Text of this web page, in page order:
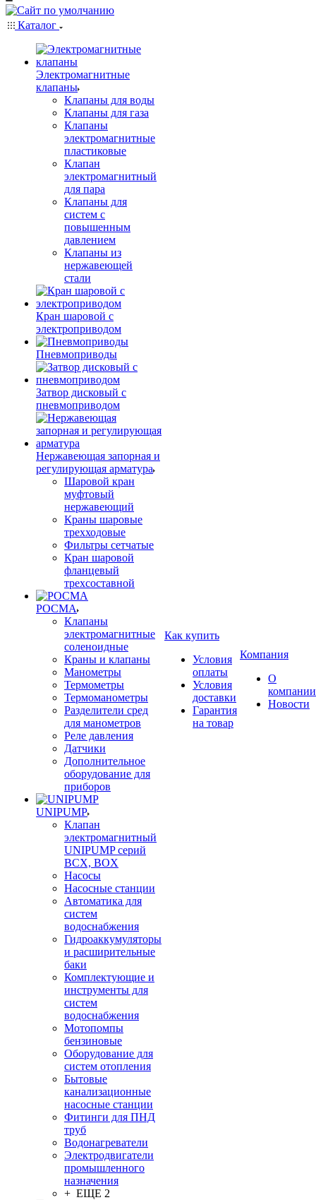
Каталог
Электромагнитные
клапаны
Клапаны для воды
Клапаны для газа
Клапаны
электромагнитные
пластиковые
Клапан
электромагнитный
для пара
Клапаны для
систем с
повышенным
давлением
Клапаны из
нержавеющей
стали
Кран шаровой с
электроприводом
Пневмоприводы
Затвор дисковый с
пневмоприводом
Нержавеющая запорная и
регулирующая арматура
Шаровой кран
муфтовый
нержавеющий
Краны шаровые
трехходовые
Фильтры сетчатые
Кран шаровой
фланцевый
трехсоставной
РОСМА
Клапаны
электромагнитные
соленоидные
Краны и клапаны
Манометры
Термометры
Термоманометры
Разделители сред
для манометров
Реле давления
Датчики
Дополнительное
оборудование для
приборов
UNIPUMP
Клапан
электромагнитный
UNIPUMP серий
BCX, BOX
Насосы
Насосные станции
Автоматика для
систем
водоснабжения
Гидроаккумуляторы
и расширительные
баки
Комплектующие и
инструменты для
систем
водоснабжения
Мотопомпы
бензиновые
Оборудование для
систем отопления
Бытовые
канализационные
насосные станции
Фитинги для ПНД
труб
Водонагреватели
Электродвигатели
промышленного
назначения
+ ЕЩЕ 2
Как купить
Условия
оплаты
Условия
доставки
Гарантия
на товар
Компания
О
компании
Новости